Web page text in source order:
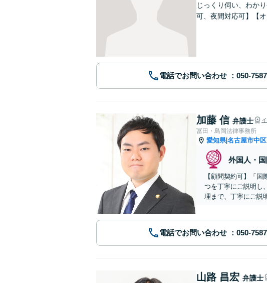
じっくり伺い、わか
可、夜間対応可】【オ
電話でお問い合わせ
加藤 信 弁護士
冨田・島岡法律事務所
愛知県|名古屋市中区
外国人・
【顧問契約可】「
つを丁寧にご説明し
理まで、丁寧にご説
電話でお問い合わせ
山路 昌宏 弁護士